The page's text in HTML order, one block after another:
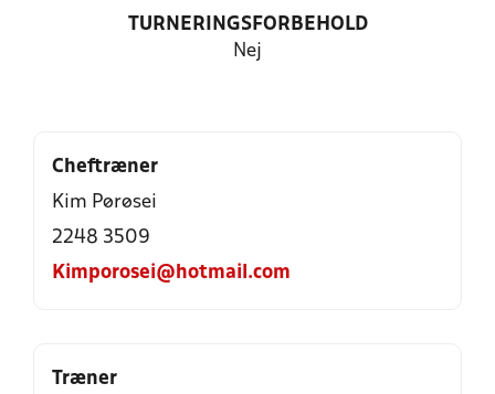
TURNERINGSFORBEHOLD
Nej
Cheftræner
Kim Pørøsei
2248 3509
Kimporosei@hotmail.com
Træner